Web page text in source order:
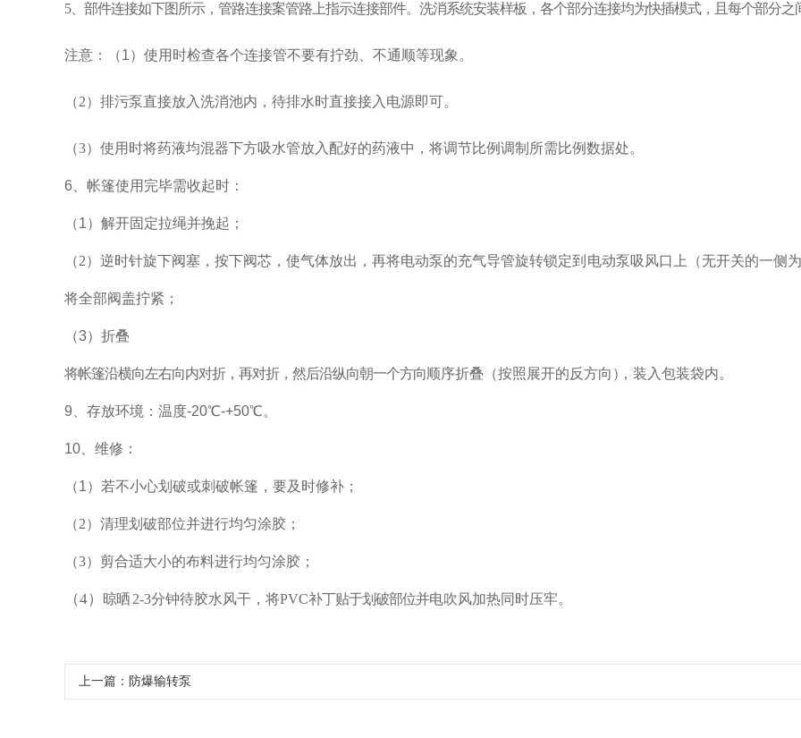
5、部件连接如下图所示，管路连接案管路上指示连接部件。洗消系统安装样板，各个部分连接均为快插模式，且每个部分之
注意：（1）使用时检查各个连接管不要有拧劲、不通顺等现象。
（2） 排污泵直接放入洗消池内，待排水时直接接入电源即可。
（3）使用时将药液均混器下方吸水管放入配好的药液中，将调节比例调制所需比例数据处。
6、帐篷使用完毕需收起时：
（1）解开固定拉绳并挽起；
（2）逆时针旋下阀塞，按下阀芯，使气体放出，再将电动泵的充气导管旋转锁定到电动泵吸风口上（无开关的一侧
将全部阀盖拧紧；
（3）折叠
将帐篷沿横向左右向内对折，再对折，然后沿纵向朝一个方向顺序折叠（按照展开的反方向 ） ，装入包装袋内。
9、存放环境：温度-20℃-+50℃。
10、维修：
（1）若不小心划破或刺破帐篷，要及时修补；
（2）清理划破部位并进行均匀涂胶；
（3）剪合适大小的布料进行均匀涂胶；
（4） 晾晒 2-3分钟待胶水风干，将PVC补丁贴于划破部位并电吹风加热同时压牢。
上一篇： 防爆输转泵